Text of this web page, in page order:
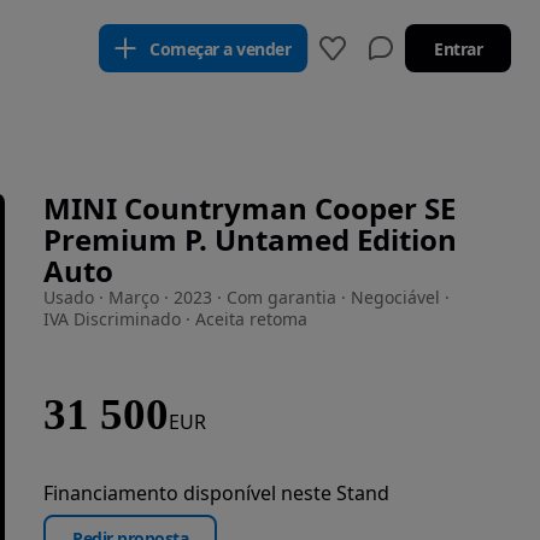
Começar a vender Entrar
MINI Countryman Cooper SE
Premium P. Untamed Edition
Auto
Usado · Março · 2023 · Com garantia · Negociável ·
IVA Discriminado · Aceita retoma
31 500EUR
Financiamento disponível neste Stand